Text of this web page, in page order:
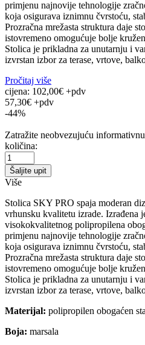
primjenu najnovije tehnologije
koja osigurava iznimnu čvrstoću,
Prozračna mrežasta struktura daje
istovremeno omogućuje bolje
Stolica je prikladna za unutarnju i
izvrstan izbor za terase, vrtove,
Pročitaj više
cijena: 102,00€ +pdv
57,30€ +pdv
-44%
Zatražite neobvezujuću
količina:
Šaljite upit
Više
Stolica SKY PRO spaja moderan
vrhunsku kvalitetu izrade. Izrađena
visokokvalitetnog polipropilena
primjenu najnovije tehnologije
koja osigurava iznimnu čvrstoću,
Prozračna mrežasta struktura daje
istovremeno omogućuje bolje
Stolica je prikladna za unutarnju i
izvrstan izbor za terase, vrtove,
Materijal: polipropilen obogaćen
Boja: marsala